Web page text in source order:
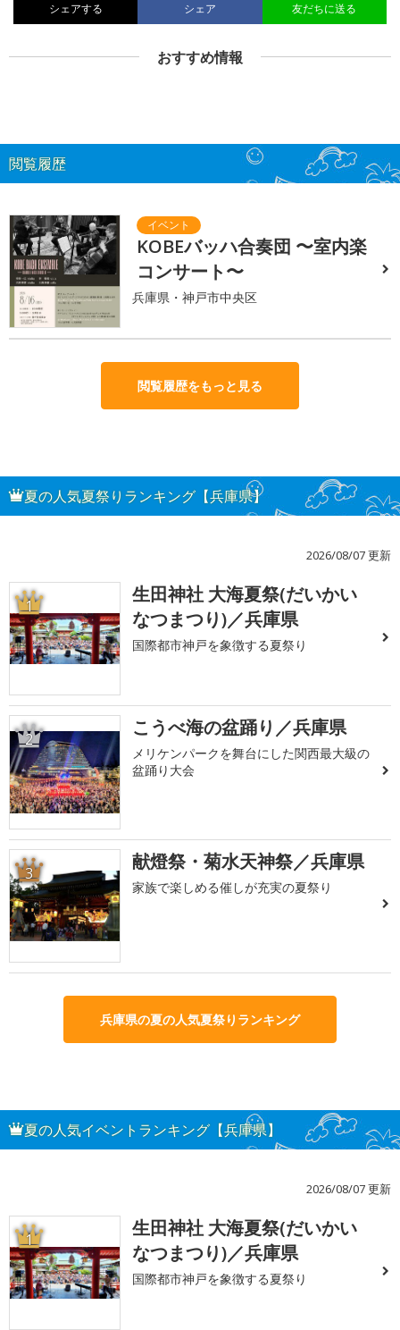
シェアする シェア 友だちに送る
おすすめ情報
閲覧履歴
KOBEバッハ合奏団 〜室内楽
コンサート〜
兵庫県・神戸市中央区
閲覧履歴をもっと見る
夏の人気夏祭りランキング【兵庫県】
2026/08/07 更新
1
生田神社 大海夏祭(だいかい
なつまつり)／兵庫県
国際都市神戸を象徴する夏祭り
2 こうべ海の盆踊り／兵庫県
メリケンパークを舞台にした関西最大級の
盆踊り大会
3 献燈祭・菊水天神祭／兵庫県
家族で楽しめる催しが充実の夏祭り
兵庫県の夏の人気夏祭りランキング
夏の人気イベントランキング【兵庫県】
2026/08/07 更新
1
生田神社 大海夏祭(だいかい
なつまつり)／兵庫県
国際都市神戸を象徴する夏祭り